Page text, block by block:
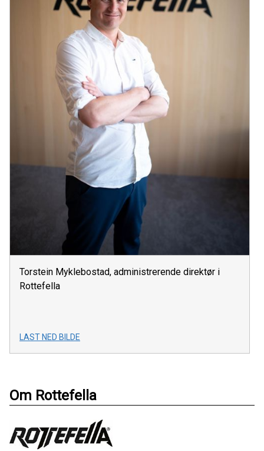
Torstein Myklebostad, administrerende direktør i
Rottefella
LAST NED BILDE
Om Rottefella